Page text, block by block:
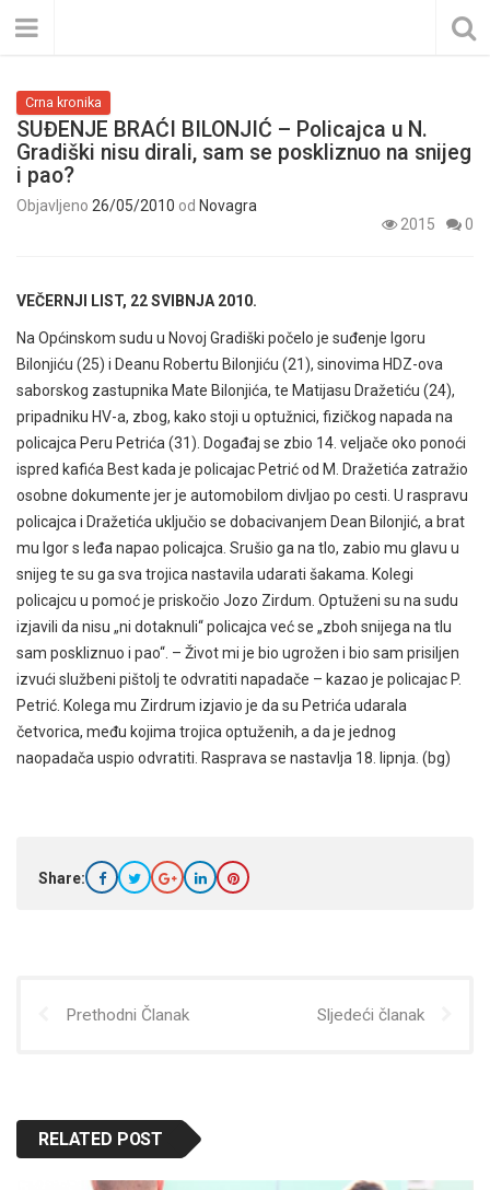
Crna kronika
SUĐENJE BRAĆI BILONJIĆ – Policajca u N.
Gradiški nisu dirali, sam se poskliznuo na snijeg
i pao?
Objavljeno 26/05/2010 od Novagra
2015
0
VEČERNJI LIST, 22 SVIBNJA 2010.
Na Općinskom sudu u Novoj Gradiški počelo je suđenje Igoru
Bilonjiću (25) i Deanu Robertu Bilonjiću (21), sinovima HDZ-ova
saborskog zastupnika Mate Bilonjića, te Matijasu Dražetiću (24),
pripadniku HV-a, zbog, kako stoji u optužnici, fizičkog napada na
policajca Peru Petrića (31). Događaj se zbio 14. veljače oko ponoći
ispred kafića Best kada je policajac Petrić od M. Dražetića zatražio
osobne dokumente jer je automobilom divljao po cesti. U raspravu
policajca i Dražetića uključio se dobacivanjem Dean Bilonjić, a brat
mu Igor s leđa napao policajca. Srušio ga na tlo, zabio mu glavu u
snijeg te su ga sva trojica nastavila udarati šakama. Kolegi
policajcu u pomoć je priskočio Jozo Zirdum. Optuženi su na sudu
izjavili da nisu „ni dotaknuli“ policajca već se „zboh snijega na tlu
sam poskliznuo i pao“. – Život mi je bio ugrožen i bio sam prisiljen
izvući službeni pištolj te odvratiti napadače – kazao je policajac P.
Petrić. Kolega mu Zirdrum izjavio je da su Petrića udarala
četvorica, među kojima trojica optuženih, a da je jednog
naopadača uspio odvratiti. Rasprava se nastavlja 18. lipnja. (bg)
Share:
Prethodni Članak Sljedeći članak
RELATED POST